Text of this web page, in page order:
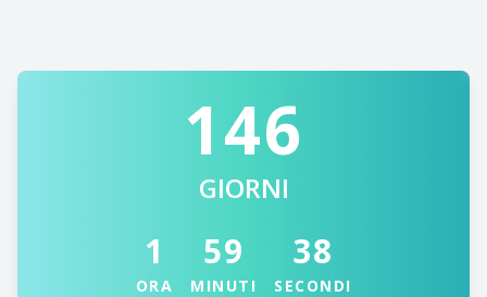
146
GIORNI
1
ORA
59
MINUTI
38
SECONDI